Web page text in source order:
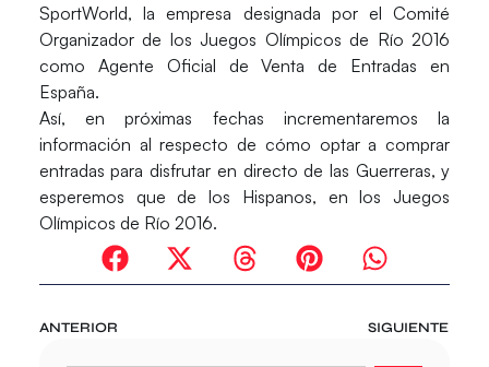
SportWorld, la empresa designada por el Comité
Organizador de los Juegos Olímpicos de Río 2016
como Agente Oficial de Venta de Entradas en
España.
Así, en próximas fechas incrementaremos la
información al respecto de cómo optar a comprar
entradas para disfrutar en directo de las Guerreras, y
esperemos que de los Hispanos, en los Juegos
Olímpicos de Río 2016.
ANTERIOR SIGUIENTE